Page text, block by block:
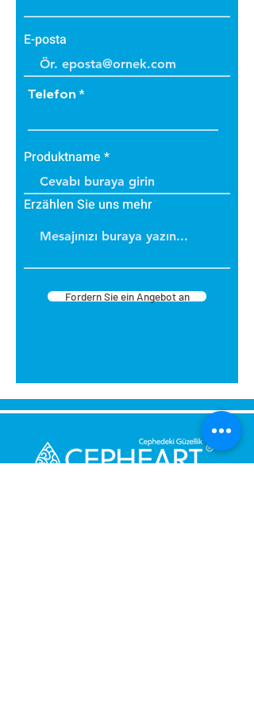
E-posta
Telefon
Produktname
Erzählen Sie uns mehr
Fordern Sie ein Angebot an